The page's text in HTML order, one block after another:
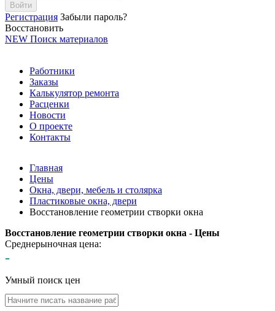
Войти
Регистрация Забыли пароль?
Восстановить
NEW Поиск материалов
Работники
Заказы
Калькулятор ремонта
Расценки
Новости
О проекте
Контакты
Главная
Цены
Окна, двери, мебель и столярка
Пластиковые окна, двери
Восстановление геометрии створки окна
Восстановление геометрии створки окна - Цены
Среднерыночная цена:
-
Умный поиск цен